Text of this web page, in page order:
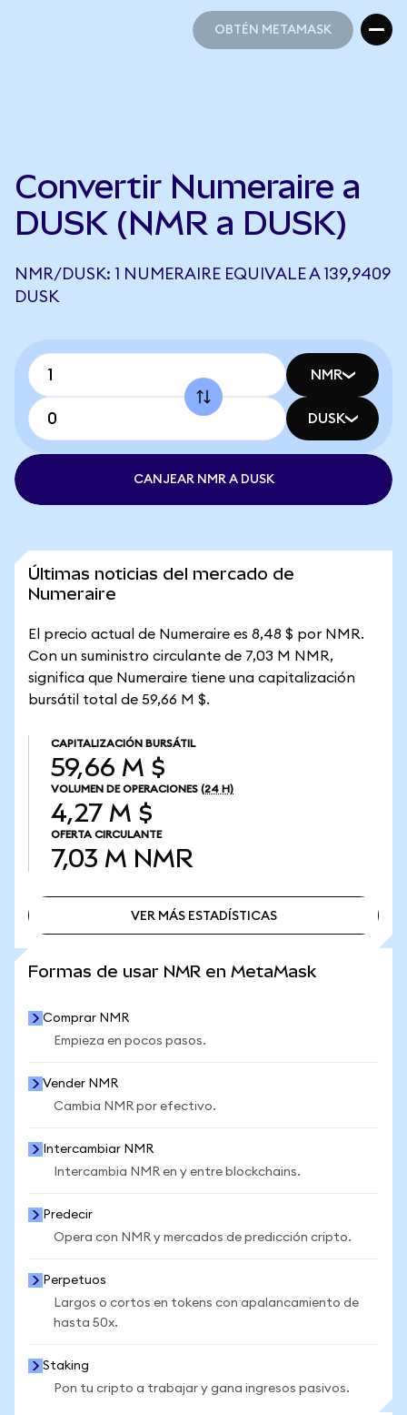
OBTÉN METAMASK
Convertir Numeraire a
DUSK (NMR a DUSK)
NMR/DUSK: 1 NUMERAIRE EQUIVALE A 139,9409
DUSK
NMR
DUSK
CANJEAR NMR A DUSK
Últimas noticias del mercado de
Numeraire
El precio actual de Numeraire es 8,48 $ por NMR.
Con un suministro circulante de 7,03 M NMR,
significa que Numeraire tiene una capitalización
bursátil total de 59,66 M $.
CAPITALIZACIÓN BURSÁTIL
59,66 M $
VOLUMEN DE OPERACIONES (24 H)
4,27 M $
OFERTA CIRCULANTE
7,03 M NMR
VER MÁS ESTADÍSTICAS
Formas de usar NMR en MetaMask
Comprar NMR
Empieza en pocos pasos.
Vender NMR
Cambia NMR por efectivo.
Intercambiar NMR
Intercambia NMR en y entre blockchains.
Predecir
Opera con NMR y mercados de predicción cripto.
Perpetuos
Largos o cortos en tokens con apalancamiento de
hasta 50x.
Staking
Pon tu cripto a trabajar y gana ingresos pasivos.